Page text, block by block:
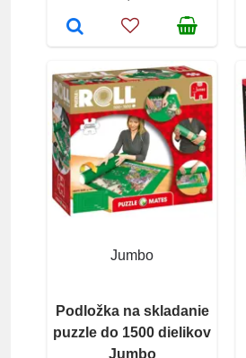
Jumbo
Podložka na skladanie
puzzle do 1500 dielikov
Jumbo